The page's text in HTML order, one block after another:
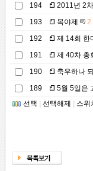
194
2011년 2
193
목야제
2
192
제 14회 한
191
제 40차 총
190
축우하나
189
5월 5일은
선택
선택해제 스위